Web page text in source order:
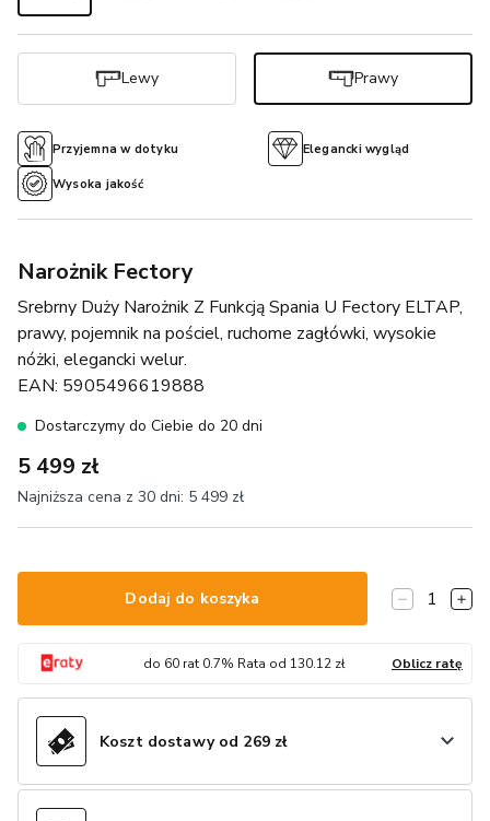
Narożnik Fectory
Srebrny Duży Narożnik Z Funkcją Spania U Fectory ELTAP,
prawy, pojemnik na pościel, ruchome zagłówki, wysokie
nóżki, elegancki welur.
EAN: 5905496619888
Dostarczymy do Ciebie do 20 dni
5 499 zł
Najniższa cena z 30 dni: 5 499 zł
Przyjemna w dotyku Elegancki wygląd
Wysoka jakość
Lewy Prawy
Dodaj do koszyka 1
do 60rat 0.7% Rata od 130.12zł Oblicz ratę
Koszt dostawy od 269 zł